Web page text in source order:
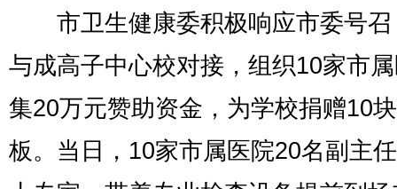
市卫生健康委积极响应市委号召
与成高子中心校对接，组织10家市
集20万元赞助资金，为学校捐赠10
板。当日，10家市属医院20名副主